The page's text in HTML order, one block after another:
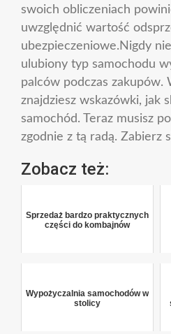
swoich obliczeniach
uwzględnić wartość
ubezpieczeniowe.Nigdy
ulubiony typ samochodu
palców podczas zakupów.
znajdziesz wskazówki, jak
samochód. Teraz musisz
zgodnie z tą radą. Zabierz
Zobacz też:
Sprzedaż bardzo praktycznych
części do kombajnów
Wypożyczalnia samochodów w
stolicy